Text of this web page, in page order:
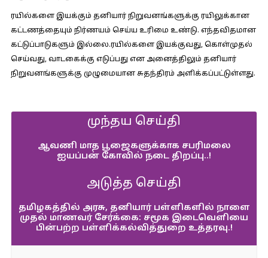
ரயில்களை இயக்கும் தனியார் நிறுவனங்களுக்கு ரயிலுக்கான
கட்டணத்தையும் நிர்ணயம் செய்ய உரிமை உண்டு. எந்தவிதமான
கட்டுப்பாடுகளும் இல்லை.ரயில்களை இயக்குவது, கொள்முதல்
செய்வது, வாடகைக்கு எடுப்பது என அனைத்திலும் தனியார்
நிறுவனங்களுக்கு முழுமையான சுதந்திரம் அளிக்கப்பட்டுள்ளது.
முந்தய செய்தி
ஆவணி மாத பூஜைகளுக்காக சபரிமலை
ஐயப்பன் கோவில் நடை திறப்பு..!
அடுத்த செய்தி
தமிழகத்தில் அரசு, தனியார் பள்ளிகளில் நாளை
முதல் மாணவர் சேர்க்கை: சமூக இடைவெளியை
பின்பற்ற பள்ளிக்கல்வித்துறை உத்தரவு.!